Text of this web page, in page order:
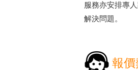
服務亦安排專
解決問題。
報